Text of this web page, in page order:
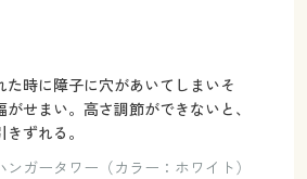
た時に障子に穴があいてしまいそ
せまい。高さ調節ができないと、
ずれる。
ンガータワー（カラー：ホワイト）